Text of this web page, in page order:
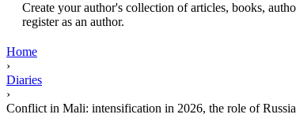
Create your author's collection of articles, books,
register as an author.
Home
›
Diaries
›
Conflict in Mali: intensification in 2026, the role of